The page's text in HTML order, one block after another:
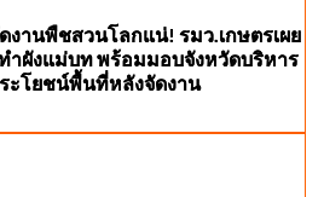
งานพืชสวนโลกแน่! รมว.เกษตรเผย
ำผังแม่บท พร้อมมอบจังหวัดบริหาร
ะโยชน์พื้นที่หลังจัดงาน